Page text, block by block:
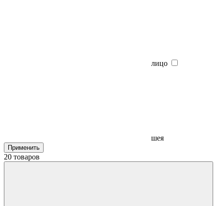
лицо
шея
20 товаров